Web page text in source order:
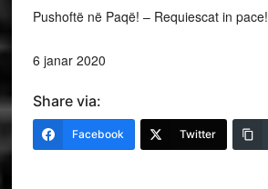
Pushoftë në Paqë! – Requiescat in pace!
6 janar 2020
Share via:
Facebook Twitter